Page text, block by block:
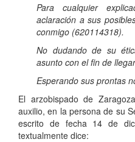
Para cualquier
aclaración a sus
conmigo (620114318).
No dudando de su
asunto con el fin de
Esperando sus prontas
El arzobispado de
auxilio, en la persona de su
escrito de fecha 14 de
textualmente dice: